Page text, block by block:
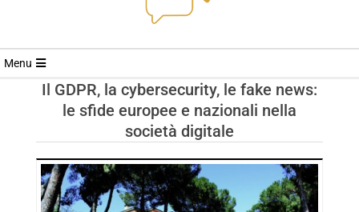
RIVISTA
TRENDS
Menu
Il GDPR, la cybersecurity, le fake news:
le sfide europee e nazionali nella
società digitale